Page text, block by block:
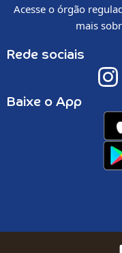
Acesse o órgão
mais
Rede sociais
I
s
t
a
a
Baixe o App